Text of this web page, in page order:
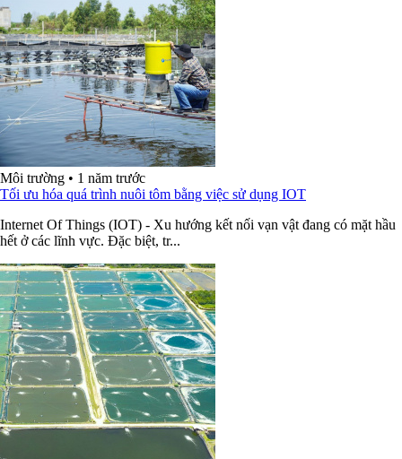
Môi trường • 1 năm trước
Tối ưu hóa quá trình nuôi tôm bằng việc sử dụng IOT
Internet Of Things (IOT) - Xu hướng kết nối vạn vật đang có mặt hầu
hết ở các lĩnh vực. Đặc biệt, tr...